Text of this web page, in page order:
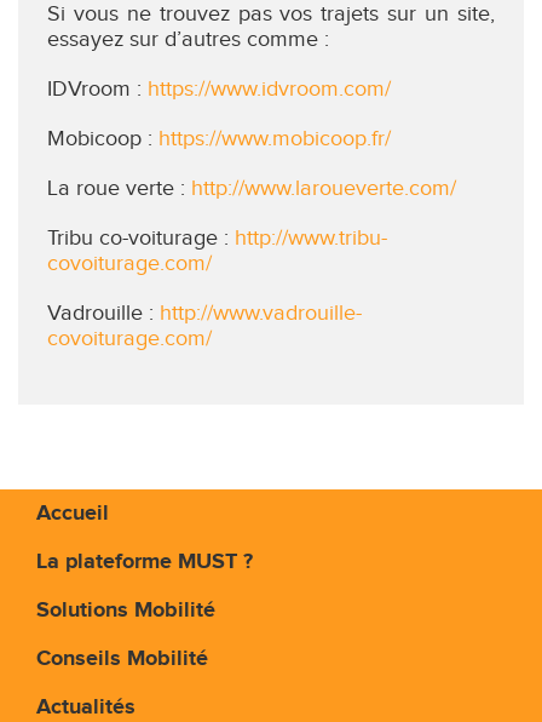
Si vous ne trouvez pas vos trajets sur un site,
essayez sur d’autres comme :
IDVroom : https://www.idvroom.com/
Mobicoop : https://www.mobicoop.fr/
La roue verte : http://www.laroueverte.com/
Tribu co-voiturage : http://www.tribu-
covoiturage.com/
Vadrouille : http://www.vadrouille-
covoiturage.com/
Accueil
La plateforme MUST ?
Solutions Mobilité
Conseils Mobilité
Actualités